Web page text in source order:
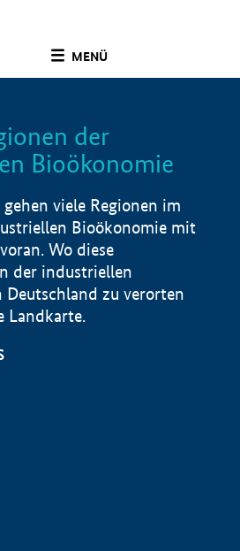
MENÜ
der
Bioökonomie
viele Regionen im
Bioökonomie mit
Wo diese
der industriellen
zu verorten
Landkarte.